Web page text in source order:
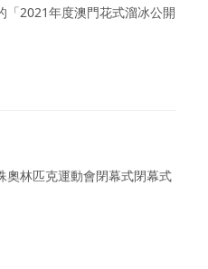
「2021年度澳門花式溜冰公開
奧林匹克運動會閉幕式閉幕式